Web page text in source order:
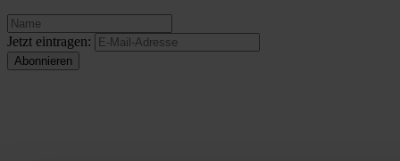
Jetzt eintragen: